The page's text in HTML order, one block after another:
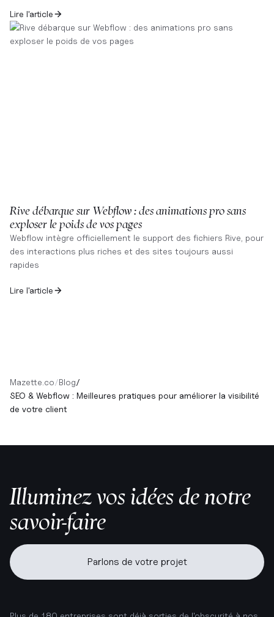
Lire l'article
Rive débarque sur Webflow : des animations pro sans
exploser le poids de vos pages
Webflow intègre officiellement le support des fichiers Rive, pour
des interactions plus riches et des sites toujours aussi
rapides
Lire l'article
Mazette.co/Blog/
SEO & Webflow : Meilleures pratiques pour améliorer la visibilité
de votre client
Illuminez vos idées de notre
savoir-faire
Parlons de votre projet